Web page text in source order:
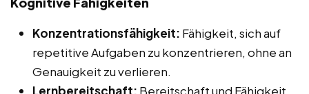
Konzentrationsfähigkeit: Fähigkeit, sich auf
repetitive Aufgaben zu konzentrieren, ohne an
Genauigkeit zu verlieren.
Lernbereitschaft: Bereitschaft und Fähigkeit,